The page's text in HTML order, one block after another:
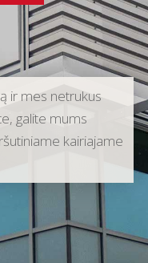
ir mes netrukus
galite mums
kairiajame